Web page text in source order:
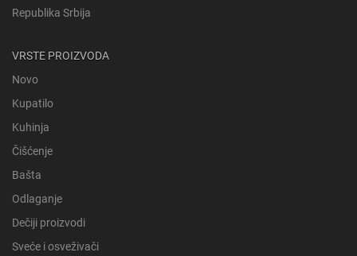
Republika Srbija
VRSTE PROIZVODA
Novo
Kupatilo
Kuhinja
Čišćenje
Bašta
Odlaganje
Dečiji proizvodi
Sveće i osveživači